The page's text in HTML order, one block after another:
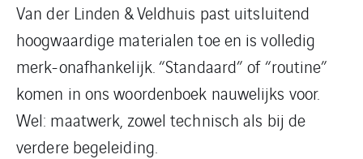
Van der Linden & Veldhuis past uitsluitend
hoogwaardige materialen toe en is volledig
merk-onafhankelijk. “Standaard” of “routine”
komen in ons woordenboek nauwelijks voor.
Wel: maatwerk, zowel technisch als bij de
verdere begeleiding.